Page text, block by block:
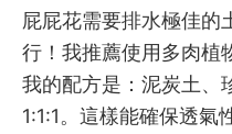
屁屁花需要排水極佳的
行！我推薦使用多肉植
我的配方是：泥炭土、
1:1:1。這樣能確保透氣